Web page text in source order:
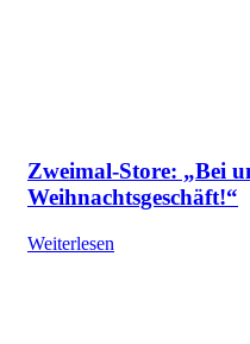
Zweimal-Store: „Bei
Weihnachtsgeschäft!“
Weiterlesen